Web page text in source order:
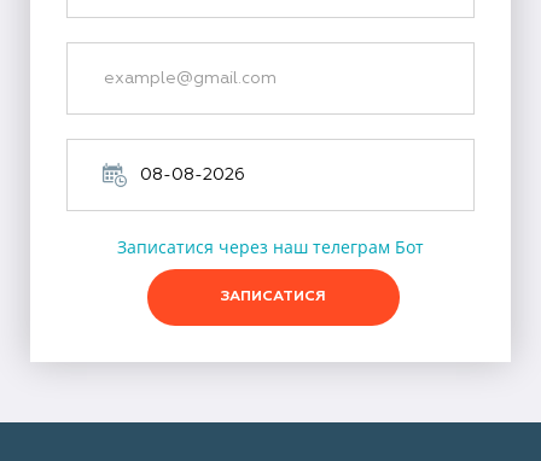
Записатися через наш телеграм Бот
ЗАПИСАТИСЯ